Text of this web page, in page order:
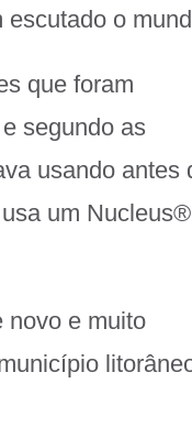
o
que foram
segundo as
usando antes
um Nucleus®
novo e muito